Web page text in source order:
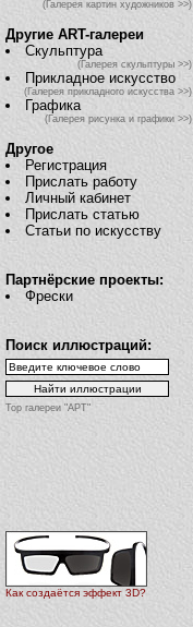
(Галерея картин художников >>)
Другие ART-галереи
Скульптура
(Галерея скульптуры >>)
Прикладное искусство
(Галерея прикладного искусства >>)
Графика
(Галерея рисунка и графики >>)
Другое
Регистрация
Прислать работу
Личный кабинет
Прислать статью
Статьи по искусству
Партнёрские проекты:
Фрески
Поиск иллюстраций:
Top галереи "АРТ"
Как создаётся эффект 3D?